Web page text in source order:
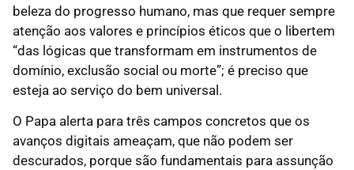
beleza do progresso humano, mas que requer sempre
atenção aos valores e princípios éticos que o libertem
“das lógicas que transformam em instrumentos de
domínio, exclusão social ou morte”; é preciso que
esteja ao serviço do bem universal.
O Papa alerta para três campos concretos que os
avanços digitais ameaçam, que não podem ser
descurados, porque são fundamentais para assunção